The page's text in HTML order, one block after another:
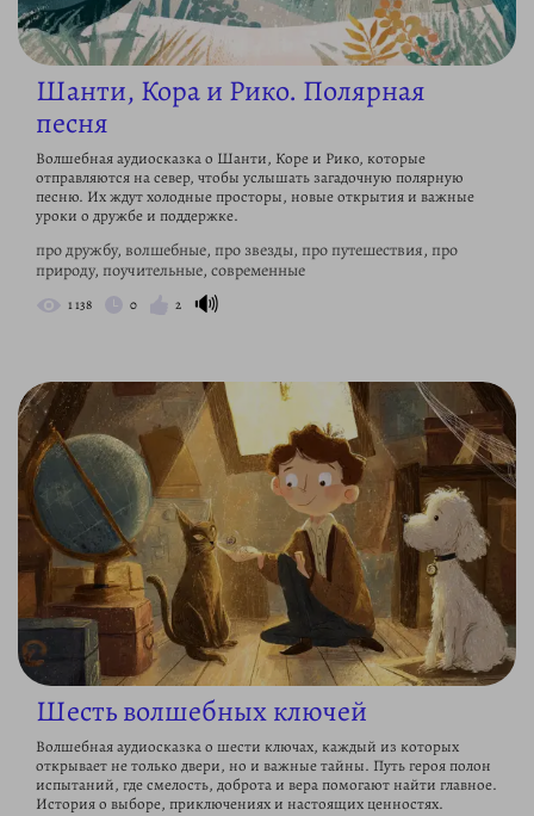
Шанти, Кора и Рико. Полярная
песня
Волшебная аудиосказка о Шанти, Коре и Рико, которые
отправляются на север, чтобы услышать загадочную полярную
песню. Их ждут холодные просторы, новые открытия и важные
уроки о дружбе и поддержке.
про дружбу, волшебные, про звезды, про путешествия, про
природу, поучительные, современные
1 138 0 2 🔊
Шесть волшебных ключей
Волшебная аудиосказка о шести ключах, каждый из которых
открывает не только двери, но и важные тайны. Путь героя полон
испытаний, где смелость, доброта и вера помогают найти главное.
История о выборе, приключениях и настоящих ценностях.